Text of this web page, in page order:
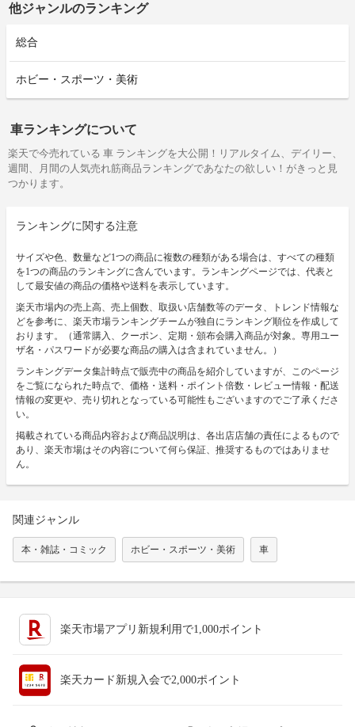
他ジャンルのランキング
総合
ホビー・スポーツ・美術
車ランキングについて
楽天で今売れている 車 ランキングを大公開！リアルタイム、デイリー、
週間、月間の人気売れ筋商品ランキングであなたの欲しい！がきっと見
つかります。
ランキングに関する注意
サイズや色、数量など1つの商品に複数の種類がある場合は、すべての種類
を1つの商品のランキングに含んでいます。ランキングページでは、代表と
して最安値の商品の価格や送料を表示しています。
楽天市場内の売上高、売上個数、取扱い店舗数等のデータ、トレンド情報な
どを参考に、楽天市場ランキングチームが独自にランキング順位を作成して
おります。（通常購入、クーポン、定期・頒布会購入商品が対象。専用ユー
ザ名・パスワードが必要な商品の購入は含まれていません。）
ランキングデータ集計時点で販売中の商品を紹介していますが、このページ
をご覧になられた時点で、価格・送料・ポイント倍数・レビュー情報・配送
情報の変更や、売り切れとなっている可能性もございますのでご了承くださ
い。
掲載されている商品内容および商品説明は、各出店店舗の責任によるもので
あり、楽天市場はその内容について何ら保証、推奨するものではありませ
ん。
関連ジャンル
本・雑誌・コミック ホビー・スポーツ・美術 車
楽天市場アプリ新規利用で1,000ポイント
楽天カード新規入会で2,000ポイント